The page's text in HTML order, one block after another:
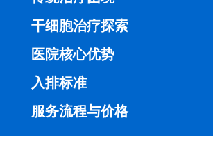
干细胞治疗探索
医院核心优势
入排标准
服务流程与价格